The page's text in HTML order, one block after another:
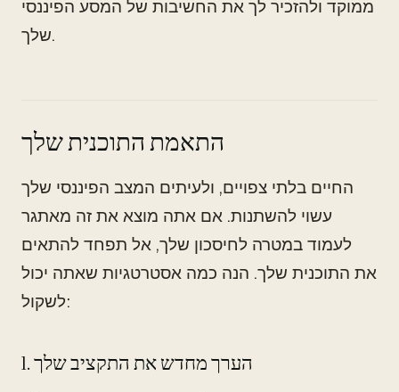
ממוקד ולהזכיר לך את החשיבות של המסע הפיננסי
שלך.
התאמת התוכנית שלך
החיים בלתי צפויים, ולעיתים המצב הפיננסי שלך
עשוי להשתנות. אם אתה מוצא את זה מאתגר
לעמוד במטרה לחיסכון שלך, אל תפחד להתאים
את התוכנית שלך. הנה כמה אסטרטגיות שאתה יכול
לשקול:
1. הערך מחדש את התקציב שלך